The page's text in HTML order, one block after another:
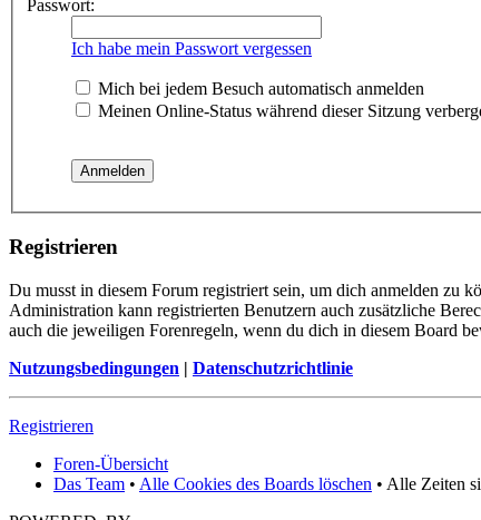
Passwort:
Ich habe mein Passwort vergessen
Mich bei jedem Besuch automatisch anmelden
Meinen Online-Status während dieser Sitzung
Registrieren
Du musst in diesem Forum registriert sein, um dich anmelden zu
Administration kann registrierten Benutzern auch zusätzliche
auch die jeweiligen Forenregeln, wenn du dich in diesem Board
Nutzungsbedingungen | Datenschutzrichtlinie
Registrieren
Foren-Übersicht
Das Team • Alle Cookies des Boards löschen • Alle Zeiten